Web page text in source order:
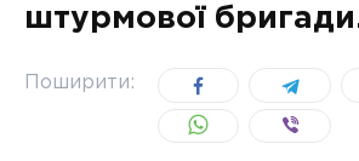
штурмової
Поширити: